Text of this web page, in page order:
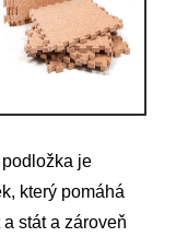
je
který pomáhá
stát a zároveň